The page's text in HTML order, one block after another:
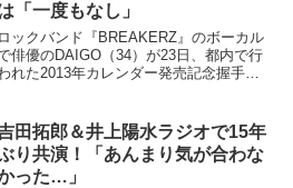
「一度もなし」
ロックバンド『BREAKERZ』のボーカル
俳優のDAIGO（34）が23日、都内で行
れた2013年カレンダー発売記念握手会
補者探しには、さぞや苦労していると
こ...
田拓郎＆井上陽水ラジオで15年
り共演！「あんまり気が合わな
った…」